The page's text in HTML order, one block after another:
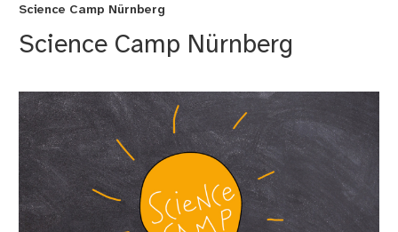
Science Camp Nürnberg
Science Camp Nürnberg